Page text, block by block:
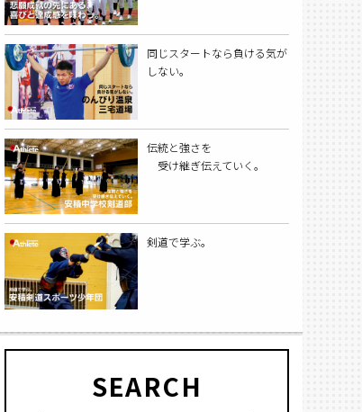
同じスタートなら負ける気が
しない。
伝統と強さを
受け継ぎ伝えていく。
剣道で学ぶ。
SEARCH